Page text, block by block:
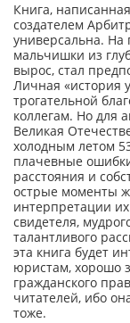
Книга,
создателем
универсальна. На
мальчишки из
вырос, стал
Личная «история
трогательной
коллегам. Но для
Великая
холодным летом
плачевные
расстояния и
острые моменты
интерпретации их
свидетеля,
талантливого
эта книга будет
юристам, хорошо
гражданского
читателей, ибо
тоже.